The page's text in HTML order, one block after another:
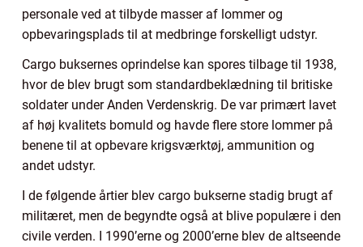
personale ved at tilbyde masser af lommer og
opbevaringsplads til at medbringe forskelligt udstyr.
Cargo buksernes oprindelse kan spores tilbage til 1938,
hvor de blev brugt som standardbeklædning til britiske
soldater under Anden Verdenskrig. De var primært lavet
af høj kvalitets bomuld og havde flere store lommer på
benene til at opbevare krigsværktøj, ammunition og
andet udstyr.
I de følgende årtier blev cargo bukserne stadig brugt af
militæret, men de begyndte også at blive populære i den
civile verden. I 1990’erne og 2000’erne blev de altseende